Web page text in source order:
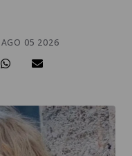
05 2026